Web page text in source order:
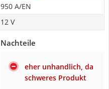
950 A/EN
12 V
Nachteile
eher unhandlich, da
schweres Produkt